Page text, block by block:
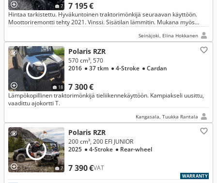
7 7 195 €
Hintaa tarkistettu. Hyväkuntoinen traktorimönkijä seuraavan käyttöön.
Moottoriremontti tehty 2021. Vinssi. Sisätilan lämmitin. Mukana myös
Seinäjoki, Elina Hokkanen
18
Polaris RZR
7 300 €
570 cm³, 570
2016 ● 37 tkm ● 4-Stroke ● Cardan
Lämpökopillinen traktorimönkijä tieliikennekäyttöön. Kampiakseli uusittu,
vaadittu ajokortti T.
Kangasala, Tuukka Rantala
7
Polaris RZR
7 390 €VAT
200 cm³, 200 EFI JUNIOR
2025 ● 4-Stroke ● Rear-wheel
WARRANTY